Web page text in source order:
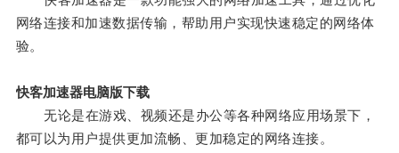
网络连接和加速数据传输，帮助用户实现快速稳定的网络体
验。
快客加速器电脑版下载
无论是在游戏、视频还是办公等各种网络应用场景下，
都可以为用户提供更加流畅、更加稳定的网络连接。